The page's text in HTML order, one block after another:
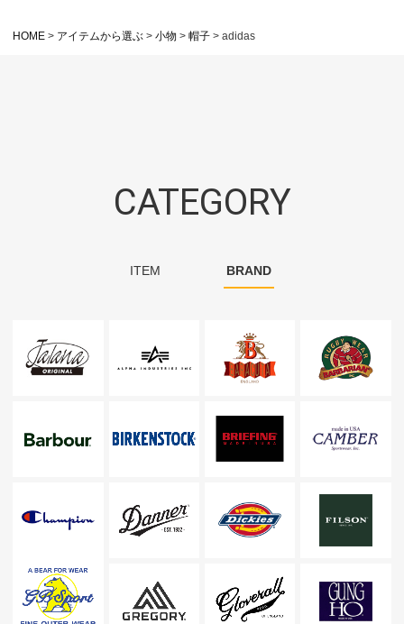
HOME アイテムから選ぶ 小物 帽子 adidas
CATEGORY
ITEM BRAND